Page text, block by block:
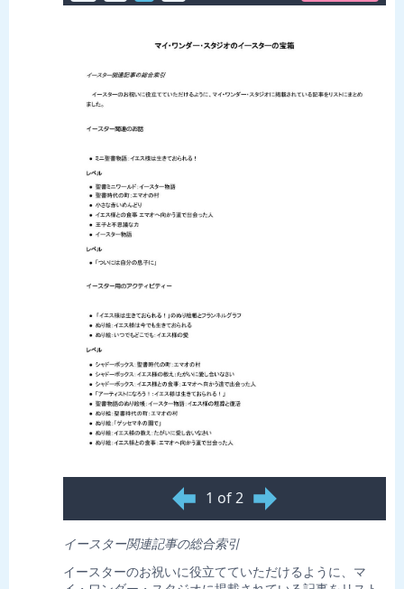
1 of 2
イースター関連記事の総合索引
イースターのお祝いに役立てていただけるように、マ